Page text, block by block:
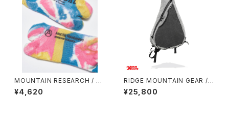
MOUNTAIN RESEARCH / TI
E DYE TABI
¥4,620
RIDGE MOUNTAIN GEAR / S
ASH PACK
¥25,800